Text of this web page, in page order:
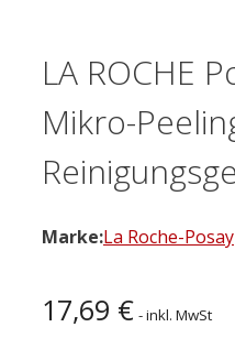
LA ROCHE
Mikro-
Marke:La Roche-Posay
17,69 € - inkl. MwSt